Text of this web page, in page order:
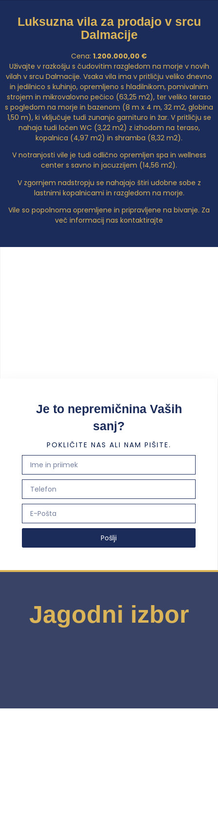
Luksuzna vila za prodajo v srcu
Dalmacije
Cena: 1.200.000,00 €
Uživajte v razkošju s čudovitim razgledom na morje v novih
vilah v srcu Dalmacije. Vsaka vila ima v pritličju veliko dnevno
in jedilnico s kuhinjo, opremljeno s hladilnikom, pomivalnim
strojem in mikrovalovno pečico (63,25 m2), ter veliko teraso
s pogledom na morje in bazenom (8 m x 4 m, 32 m2, globina
1,50 m), ki vključuje tudi zunanjo garnituro in žar. V pritličju se
nahaja tudi ločen WC (3,22 m2) z izhodom na teraso,
kopalnica (4,97 m2) in shramba (8,32 m2).
V notranjosti vile je tudi odlično opremljen spa in wellness
center s savno in jacuzzijem (14,56 m2).
V zgornjem nadstropju se nahajajo štiri udobne sobe z
lastnimi kopalnicami in razgledom na morje.
Vile so popolnoma opremljene in pripravljene na bivanje. Za
več informacij nas kontaktirajte
Je to nepremičnina Vaših
sanj?
POKLIČITE NAS ALI NAM PIŠITE.
Pošlji
Jagodni izbor